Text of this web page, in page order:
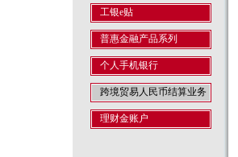
工银e贴
普惠金融产品系列
个人手机银行
跨境贸易人民币结算业务
理财金账户